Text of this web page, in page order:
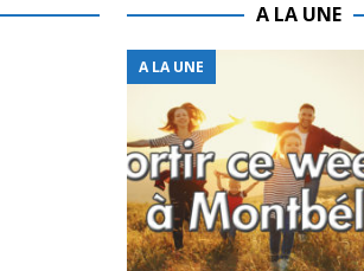
A LA UNE
A LA UNE